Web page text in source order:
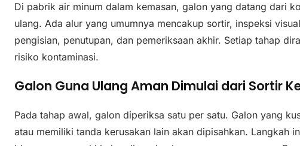
Di pabrik air minum dalam kemasan, galon yang datang dari
ulang. Ada alur yang umumnya mencakup sortir, inspeksi
pengisian, penutupan, dan pemeriksaan akhir. Setiap tahap
risiko kontaminasi.
Galon Guna Ulang Aman Dimulai dari Sortir
Pada tahap awal, galon diperiksa satu per satu. Galon yang
atau memiliki tanda kerusakan lain akan dipisahkan. Langkah